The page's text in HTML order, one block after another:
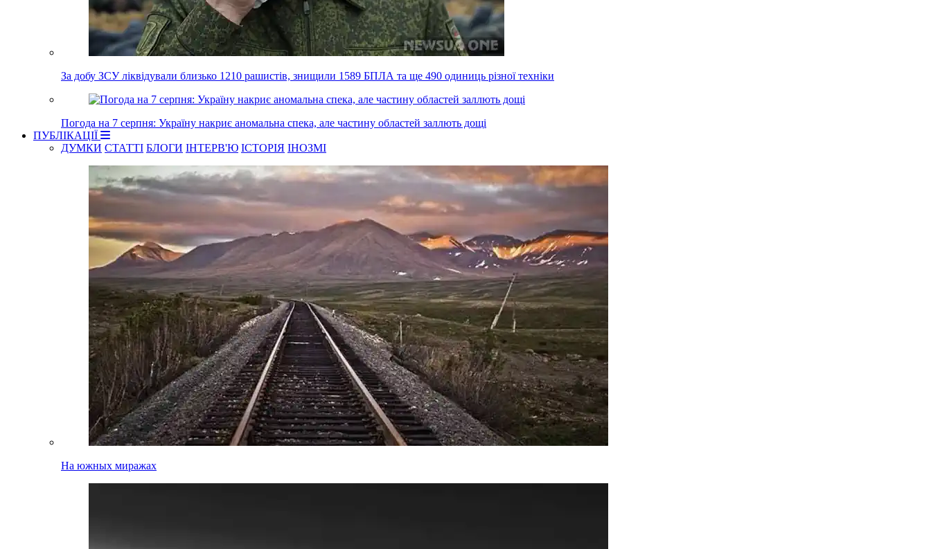
За добу ЗСУ ліквідували близько 1210 рашистів, знищили 1589 БПЛА та ще 490 одиниць різної техніки
Погода на 7 серпня: Україну накриє аномальна спека, але частину областей заллють дощі
ПУБЛІКАЦІЇ
ДУМКИ СТАТТІ БЛОГИ ІНТЕРВ'Ю ІСТОРІЯ ІНОЗМІ
На южных миражах